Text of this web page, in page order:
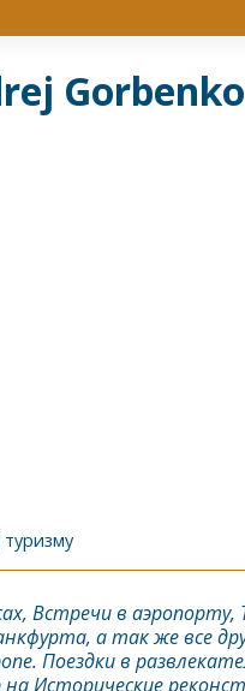
Gorbenko
Встречи в
а так же все
Поездки в
Исторические